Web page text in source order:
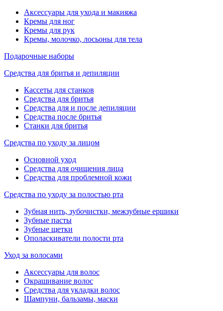
Аксессуары для ухода и макияжа
Кремы для ног
Кремы для рук
Кремы, молочко, лосьоны для тела
Подарочные наборы
Средства для бритья и депиляции
Кассеты для станков
Средства для бритья
Средства для и после депиляции
Средства после бритья
Станки для бритья
Средства по уходу за лицом
Основной уход
Средства для очищения лица
Средства для проблемной кожи
Средства по уходу за полостью рта
Зубная нить, зубочистки, межзубные ершики
Зубные пасты
Зубные щетки
Ополаскиватели полости рта
Уход за волосами
Аксессуары для волос
Окрашивание волос
Средства для укладки волос
Шампуни, бальзамы, маски